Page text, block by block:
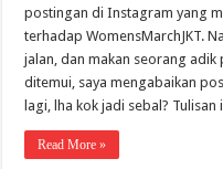
postingan di Instagram yang
terhadap WomensMarchJKT.
jalan, dan makan seorang adik
ditemui, saya mengabaikan
lagi, lha kok jadi sebal?
Read More »